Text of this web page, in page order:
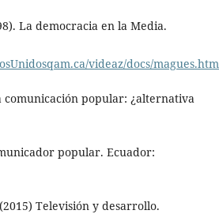
La democracia en la Media.
videaz/docs/
comunicación popular: ¿alternativa
popular. Ecuador:
Televisión y desarrollo.